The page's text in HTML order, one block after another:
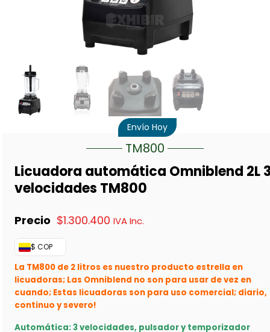
Licuadora automática Omniblend 2L
velocidades TM800
$1.300.400 IVA Inc.
$ COP
La TM800 de 2 litros es nuestro producto estrella en
licuadoras; Las Omniblend no son para usar de vez en
cuando; Estas licuadoras son para uso comercial; diario,
continuo y severo!
Automática: 3 velocidades, pulsador y temporizador
Envío Hoy
TM800